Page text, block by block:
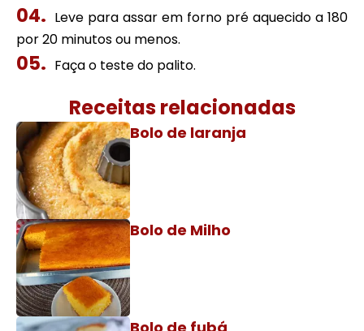
Leve para assar em forno pré aquecido a 180
por 20 minutos ou menos.
Faça o teste do palito.
Receitas relacionadas
Bolo de laranja
Bolo de Milho